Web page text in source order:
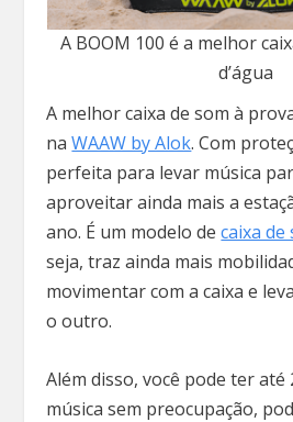
A BOOM 100 é a melhor
d’água
A melhor caixa de som à
naWAAW by Alok. Com
perfeita para levar música
aproveitar ainda mais a
ano. É um modelo decaixa de
seja, traz ainda mais
movimentar com a caixa e
o outro.
Além disso, você pode ter
música sem preocupação,